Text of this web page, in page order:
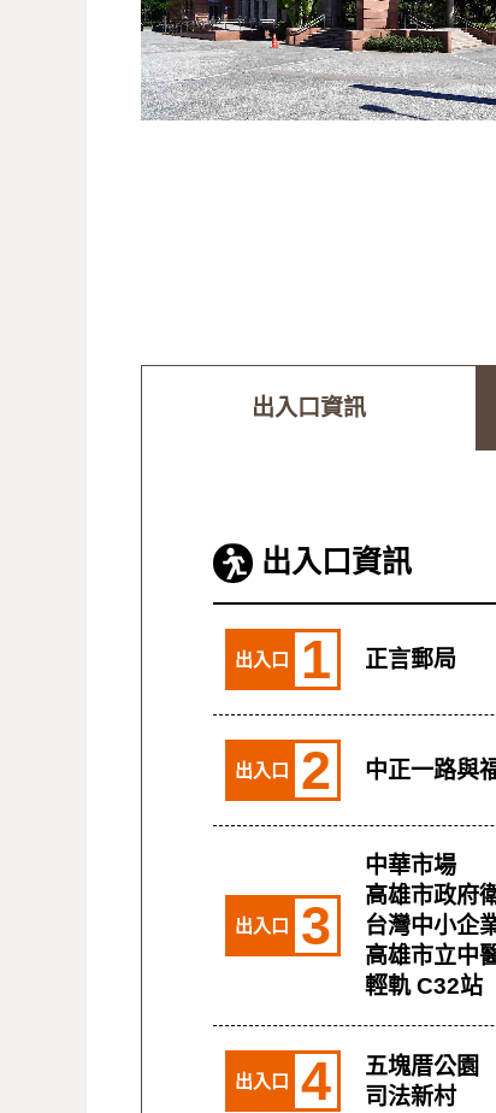
出入口資訊
出入口資訊
出入口 1 正言郵局
出入口 2 中正一路與
出入口 3
中華市場
高雄市政府
台灣中小企
高雄市立中
輕軌 C32站
出入口 4
五塊厝公園
司法新村